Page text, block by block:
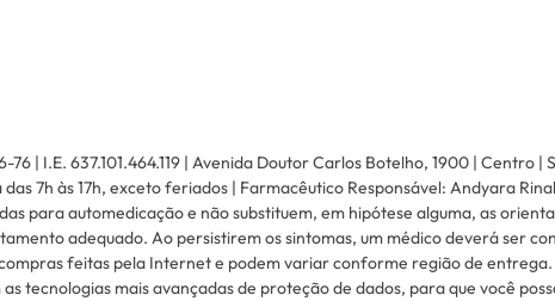
| I.E. 637.101.464.119 | Avenida Doutor Carlos Botelho, 1900 | Centro |
7h às 17h, exceto feriados | Farmacêutico Responsável: Andyara
para automedicação e não substituem, em hipótese alguma, as
adequado. Ao persistirem os sintomas, um médico deverá ser
feitas pela Internet e podem variar conforme região de
tecnologias mais avançadas de proteção de dados, para que você